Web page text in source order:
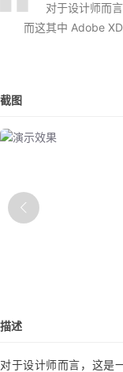
对于设计师而
而这其中 Adobe
截图
描述
对于设计师而言，这是